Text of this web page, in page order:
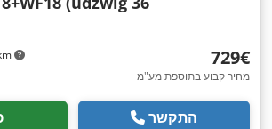
‏729 ‏€
מחיר קבוע בתוספת מע"מ
התקשר